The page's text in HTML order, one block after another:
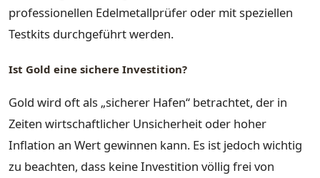
professionellen Edelmetallprüfer oder mit speziellen
Testkits durchgeführt werden.
Ist Gold eine sichere Investition?
Gold wird oft als „sicherer Hafen“ betrachtet, der in
Zeiten wirtschaftlicher Unsicherheit oder hoher
Inflation an Wert gewinnen kann. Es ist jedoch wichtig
zu beachten, dass keine Investition völlig frei von